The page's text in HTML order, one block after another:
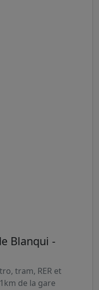
Blanqui -
tram, RER et
de la gare